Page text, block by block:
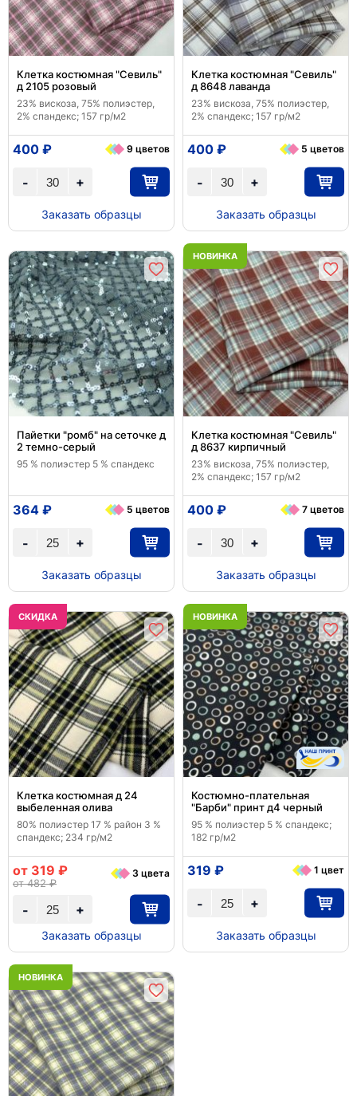
Клетка костюмная "Севиль"
д 2105 розовый
23% вискоза, 75% полиэстер,
2% спандекс; 157 гр/м2
+
-
400 ₽ 9 цветов
Заказать образцы
Клетка костюмная "Севиль"
д 8648 лаванда
23% вискоза, 75% полиэстер,
2% спандекс; 157 гр/м2
+
-
400 ₽ 5 цветов
Заказать образцы
Пайетки "ромб" на сеточке д
2 темно-серый
95 % полиэстер 5 % спандекс
+
-
364 ₽ 5 цветов
Заказать образцы
НОВИНКА
Клетка костюмная "Севиль"
д 8637 кирпичный
23% вискоза, 75% полиэстер,
2% спандекс; 157 гр/м2
+
-
400 ₽ 7 цветов
Заказать образцы
CКИДКА
Клетка костюмная д 24
выбеленная олива
80% полиэстер 17 % район 3 %
спандекс; 234 гр/м2
+
-
от 319 ₽
от 482 ₽
3 цвета
Заказать образцы
НОВИНКА
Костюмно-плательная
"Барби" принт д4 черный
95 % полиэстер 5 % спандекс;
182 гр/м2
+
-
319 ₽ 1 цвет
Заказать образцы
НОВИНКА